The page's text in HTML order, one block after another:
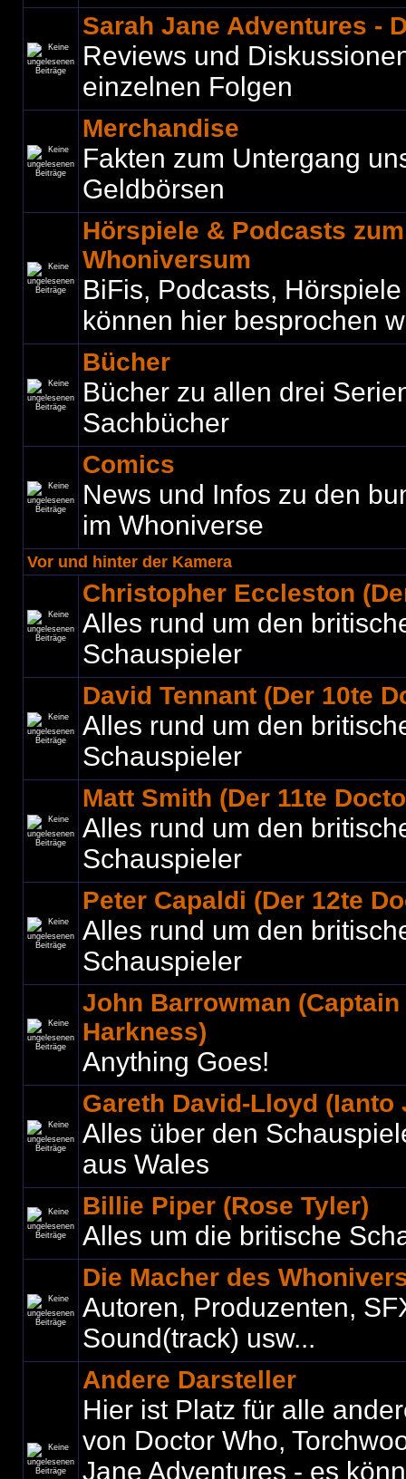
Sarah Jane Adventures -
Reviews und
einzelnen Folgen
Merchandise
Fakten zum Untergang
Geldbörsen
Hörspiele & Podcasts
Whoniversum
BiFis, Podcasts,
können hier besprochen
Bücher
Bücher zu allen drei
Sachbücher
Comics
News und Infos zu den
im Whoniverse
Vor und hinter der Kamera
Christopher Eccleston
Alles rund um den
Schauspieler
David Tennant (Der 10te
Alles rund um den
Schauspieler
Matt Smith (Der 11te
Alles rund um den
Schauspieler
Peter Capaldi (Der 12te
Alles rund um den
Schauspieler
John Barrowman
Harkness)
Anything Goes!
Gareth David-Lloyd (Ianto
Alles über den
aus Wales
Billie Piper (Rose Tyler)
Alles um die britische
Die Macher des
Autoren, Produzenten,
Sound(track) usw...
Andere Darsteller
Hier ist Platz für alle
von Doctor Who,
Jane Adventures - es